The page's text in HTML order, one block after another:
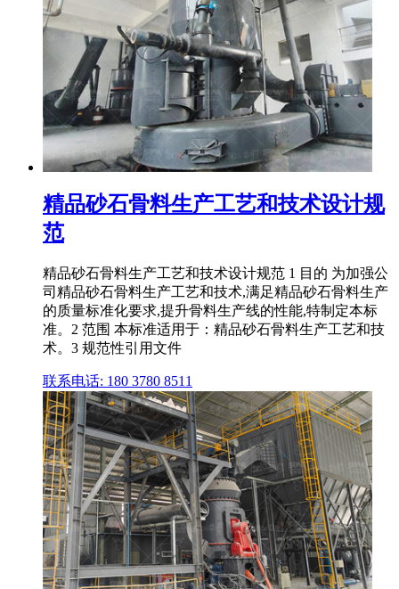
精品砂石骨料生产工艺和技术设计规
范
精品砂石骨料生产工艺和技术设计规范 1 目的 为加强公
司精品砂石骨料生产工艺和技术,满足精品砂石骨料生产
的质量标准化要求,提升骨料生产线的性能,特制定本标
准。2 范围 本标准适用于：精品砂石骨料生产工艺和技
术。3 规范性引用文件
联系电话: 180 3780 8511